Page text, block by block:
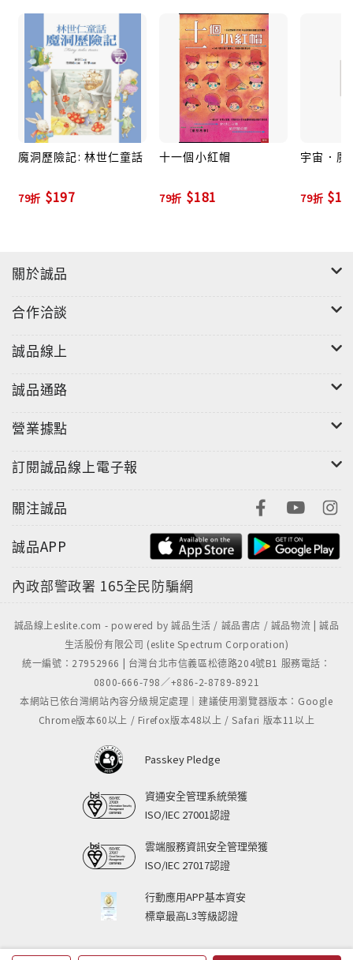
魔洞歷險記: 林世仁童話
79折 $197
十一個小紅帽
79折 $181
宇宙．魔
79折
關於誠品
合作洽談
誠品線上
誠品通路
營業據點
訂閱誠品線上電子報
關注誠品
誠品APP
內政部警政署 165全民防騙網
誠品線上eslite.com - powered by 誠品生活 / 誠品書店 / 誠品物流 | 誠品
生活股份有限公司 (eslite Spectrum Corporation)
統一編號：27952966 | 台灣台北市信義區松德路204號B1 服務電話：
0800-666-798／+886-2-8789-8921
本網站已依台灣網站內容分級規定處理｜建議使用瀏覽器版本：Google
Chrome版本60以上 / Firefox版本48以上 / Safari 版本11以上
Passkey Pledge
資通安全管理系統榮獲
ISO/IEC 27001認證
雲端服務資訊安全管理榮獲
ISO/IEC 27017認證
行動應用APP基本資安
標章最高L3等級認證